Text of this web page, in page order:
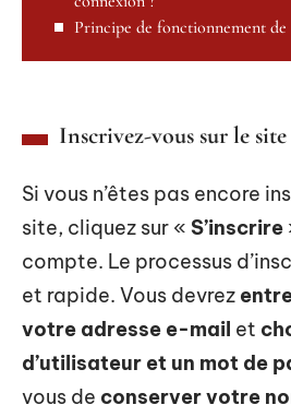
Principe de fonctionnement
Inscrivez-vous sur le
Si vous n’êtes pas encore
site, cliquez sur « S’inscrire
compte. Le processus
et rapide. Vous devrez
votre adresse e-mail et
d’utilisateur et un mot de
vous de conserver votre